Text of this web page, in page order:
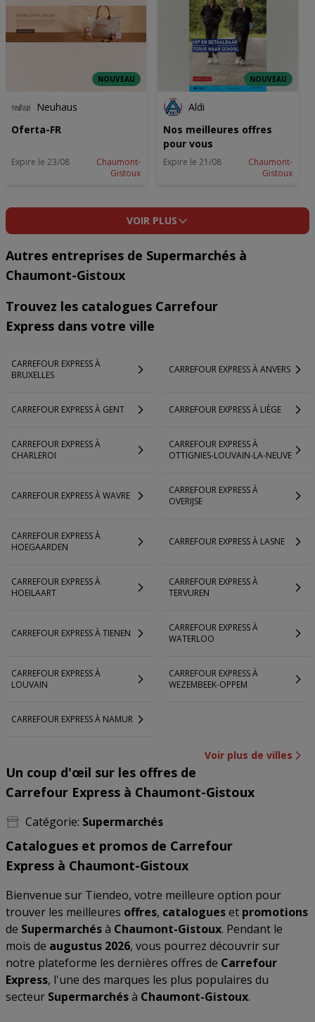
NOUVEAU
Neuhaus
Oferta-FR
Expire le 23/08
Chaumont-
Gistoux
NOUVEAU
Aldi
Nos meilleures offres
pour vous
Expire le 21/08
Chaumont-
Gistoux
VOIR PLUS
Autres entreprises de Supermarchés à
Chaumont-Gistoux
Trouvez les catalogues Carrefour
Express dans votre ville
CARREFOUR EXPRESS À
BRUXELLES
CARREFOUR EXPRESS À ANVERS
CARREFOUR EXPRESS À GENT CARREFOUR EXPRESS À LIÈGE
CARREFOUR EXPRESS À
CHARLEROI
CARREFOUR EXPRESS À
OTTIGNIES-LOUVAIN-LA-NEUVE
CARREFOUR EXPRESS À WAVRE
CARREFOUR EXPRESS À
OVERIJSE
CARREFOUR EXPRESS À
HOEGAARDEN
CARREFOUR EXPRESS À LASNE
CARREFOUR EXPRESS À
HOEILAART
CARREFOUR EXPRESS À
TERVUREN
CARREFOUR EXPRESS À TIENEN
CARREFOUR EXPRESS À
WATERLOO
CARREFOUR EXPRESS À
LOUVAIN
CARREFOUR EXPRESS À
WEZEMBEEK-OPPEM
CARREFOUR EXPRESS À NAMUR
Voir plus de villes
Un coup d'œil sur les offres de
Carrefour Express à Chaumont-Gistoux
Catégorie: Supermarchés
Catalogues et promos de Carrefour
Express à Chaumont-Gistoux
Bienvenue sur Tiendeo, votre meilleure option pour
trouver les meilleures offres, catalogueset promotions
de Supermarchésà Chaumont-Gistoux. Pendant le
mois de augustus 2026, vous pourrez découvrir sur
notre plateforme les dernières offres de Carrefour
Express, l'une des marques les plus populaires du
secteur Supermarchésà Chaumont-Gistoux.